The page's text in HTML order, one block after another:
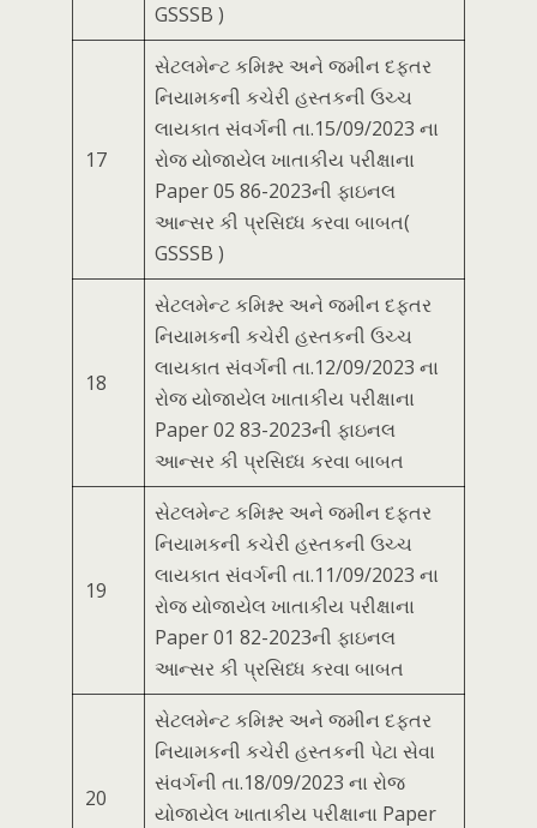
GSSSB )
17
સેટલમેન્ટ કમિશ્નર અને જમીન દફતર
નિયામકની કચેરી હસ્તકની ઉચ્ચ
લાયકાત સંવર્ગની તા.15/09/2023 ના
રોજ યોજાયેલ ખાતાકીય પરીક્ષાના
Paper 05 86-2023ની ફાઇનલ
આન્સર કી પ્રસિધ્ધ કરવા બાબત(
GSSSB )
18
સેટલમેન્ટ કમિશ્નર અને જમીન દફતર
નિયામકની કચેરી હસ્તકની ઉચ્ચ
લાયકાત સંવર્ગની તા.12/09/2023 ના
રોજ યોજાયેલ ખાતાકીય પરીક્ષાના
Paper 02 83-2023ની ફાઇનલ
આન્સર કી પ્રસિધ્ધ કરવા બાબત
19
સેટલમેન્ટ કમિશ્નર અને જમીન દફતર
નિયામકની કચેરી હસ્તકની ઉચ્ચ
લાયકાત સંવર્ગની તા.11/09/2023 ના
રોજ યોજાયેલ ખાતાકીય પરીક્ષાના
Paper 01 82-2023ની ફાઇનલ
આન્સર કી પ્રસિધ્ધ કરવા બાબત
20
સેટલમેન્ટ કમિશ્નર અને જમીન દફતર
નિયામકની કચેરી હસ્તકની પેટા સેવા
સંવર્ગની તા.18/09/2023 ના રોજ
યોજાયેલ ખાતાકીય પરીક્ષાના Paper